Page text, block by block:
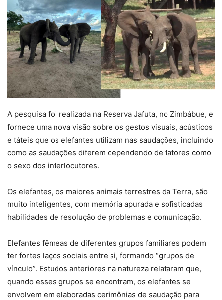
A pesquisa foi realizada na Reserva Jafuta, no Zimbábue, e
fornece uma nova visão sobre os gestos visuais, acústicos
e táteis que os elefantes utilizam nas saudações, incluindo
como as saudações diferem dependendo de fatores como
o sexo dos interlocutores.
Os elefantes, os maiores animais terrestres da Terra, são
muito inteligentes, com memória apurada e sofisticadas
habilidades de resolução de problemas e comunicação.
Elefantes fêmeas de diferentes grupos familiares podem
ter fortes laços sociais entre si, formando “grupos de
vínculo”. Estudos anteriores na natureza relataram que,
quando esses grupos se encontram, os elefantes se
envolvem em elaboradas cerimônias de saudação para